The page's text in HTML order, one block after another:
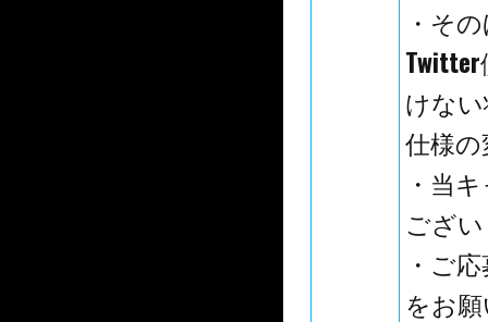
・そ
けな
仕様
・当
ござ
・ご
をお